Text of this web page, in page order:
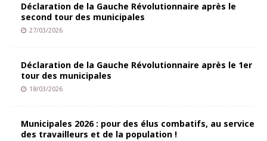
Déclaration de la Gauche Révolutionnaire après le
second tour des municipales
27/03/2026
Déclaration de la Gauche Révolutionnaire après le 1er
tour des municipales
18/03/2026
Municipales 2026 : pour des élus combatifs, au service
des travailleurs et de la population !